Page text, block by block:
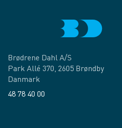
Brødrene Dahl A/S
Park Allé 370, 2605 Brøndby
Danmark
48 78 40 00